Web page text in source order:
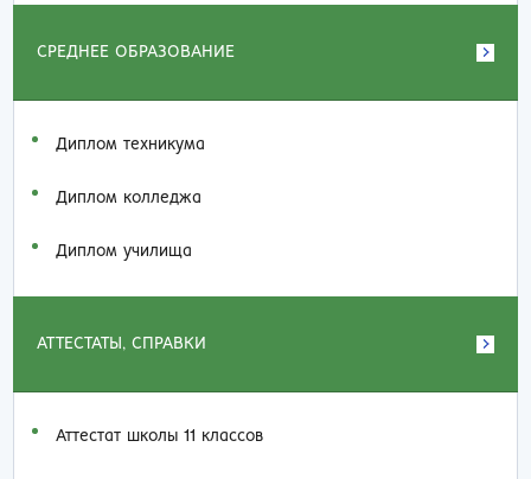
СРЕДНЕЕ ОБРАЗОВАНИЕ
Диплом техникума
Диплом колледжа
Диплом училища
АТТЕСТАТЫ, СПРАВКИ
Аттестат школы 11 классов